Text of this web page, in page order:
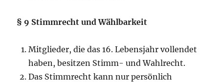
§ 9 Stimmrecht und Wählbarkeit
Mitglieder, die das 16. Lebensjahr vollendet
haben, besitzen Stimm- und Wahlrecht.
Das Stimmrecht kann nur persönlich